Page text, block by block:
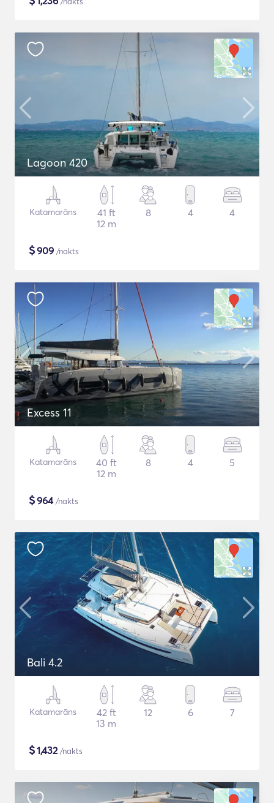
Lagoon 420
Katamarāns
41 ft
12 m
8 4 4
$909 /nakts
Excess 11
Katamarāns
40 ft
12 m
8 4 5
$964/nakts
Bali 4.2
Katamarāns
42 ft
13 m
12 6 7
$1,432/nakts